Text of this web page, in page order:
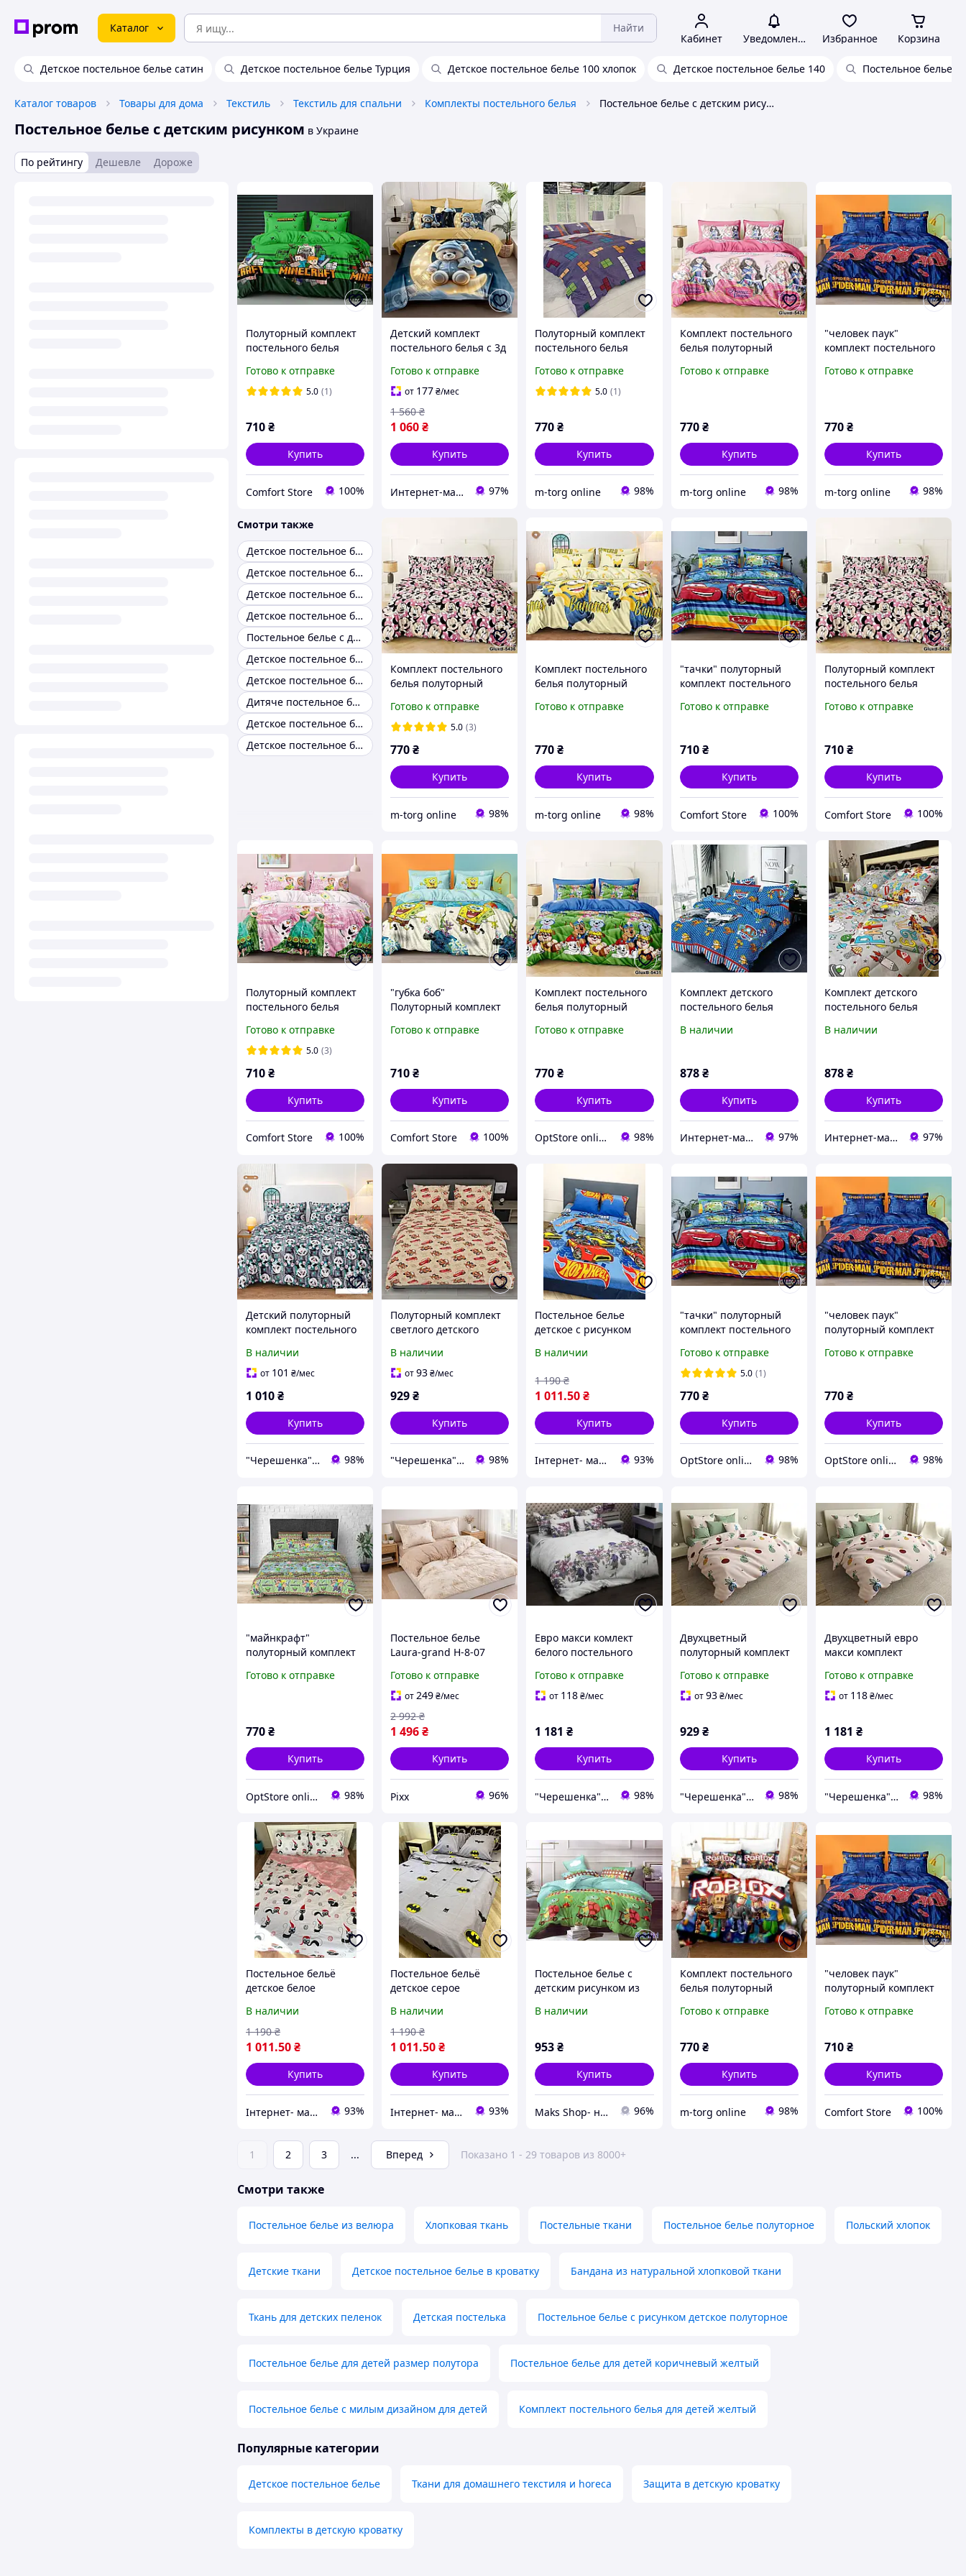
Каталог Найти
Кабинет Уведомления Избранное Корзина
Детское постельное белье сатин Детское постельное белье Турция Детское постельное белье 100 хлопок Детское постельное белье 140 Постельное белье
Каталог товаров Товары для дома Текстиль Текстиль для спальни Комплекты постельного белья Постельное белье с детским рисунком
Постельное белье с детским рисунком в Украине
По рейтингу Дешевле Дороже
Полуторный комплект
постельного белья
рисунком, одна нав-
ка70/70,ткань сатин
Готово к отправке
5.0 (1)
710₴
Купить
Comfort Store 100%
Детский комплект
постельного белья с 3д
Готово к отправке
от 177₴/мес
1 060₴
1 560 ₴
Купить
Интернет-магазин "Стильная Штучка" 97%
Полуторный комплект
постельного белья
рисунком, одна нав-ка
70/70,ткань сатин
Готово к отправке
5.0 (1)
770₴
Купить
m-torg online 98%
Комплект постельного
белья полуторный
рисунком, одна нав-ка
Готово к отправке
770 ₴
Купить
m-torg online 98%
"человек паук"
комплект постельного
150/220 с детским
Готово к отправке
770₴
Купить
m-torg online 98%
Смотри также
Детское постельное белье сатин
Детское постельное белье Турция
Детское постельное белье 100 хлопок
Детское постельное белье 140
Постельное белье с детским принтом
Детское постельное белье 160
Детское постельное белье однотонное
Дитяче постельное белье
Детское постельное белье Ранфорс
Детское постельное белье на заказ
Комплект постельного
белья полуторный
рисунком, ткань сатин
100% хлопок
Готово к отправке
5.0 (3)
770₴
Купить
m-torg online 98%
Комплект постельного
белья полуторный
рисунком, одна нав-ка
Готово к отправке
770₴
Купить
m-torg online 98%
"тачки" полуторный
комплект постельного
детским рисунком,
Готово к отправке
710 ₴
Купить
Comfort Store 100%
Полуторный комплект
постельного белья
рисунком, одна нав-ка
Готово к отправке
710₴
Купить
Comfort Store 100%
Полуторный комплект
постельного белья
рисунком,одна нав-ка
50/70,ткань сатин 100%
Готово к отправке
5.0 (3)
710₴
Купить
Comfort Store 100%
"губка боб"
Полуторный комплект
150/220 с детским
Готово к отправке
710₴
Купить
Comfort Store 100%
Комплект постельного
белья полуторный
рисунком, одна нав-ка
Готово к отправке
770₴
Купить
OptStore online 98%
Комплект детского
постельного белья
Голд, комплекты
В наличии
878 ₴
Купить
Интернет-магазин «Omoda» 97%
Комплект детского
постельного белья
белье с детским
В наличии
878₴
Купить
Интернет-магазин «Omoda» 97%
Детский полуторный
комплект постельного
Панды на сером фоне
150*220 хлопковый из
В наличии
от 101 ₴/мес
1 010₴
Купить
"Черешенка" интернет-магазин оптово-розничной торговли 98%
Полуторный комплект
светлого детского
рисунком «Машинки»
150×220 из бязи Gold
В наличии
от93₴/мес
929₴
Купить
"Черешенка" интернет-магазин оптово-розничной торговли 98%
Постельное белье
детское с рисунком
полуторный размер
В наличии
1 011.50₴
1 190 ₴
Купить
Інтернет- магазин "LunaShop" 93%
"тачки" полуторный
комплект постельного
детским рисунком,
ткань сатин 100%
Готово к отправке
5.0 (1)
770 ₴
Купить
OptStore online 98%
"человек паук"
полуторный комплект
145/215 с детским
Готово к отправке
770₴
Купить
OptStore online 98%
"майнкрафт"
полуторный комплект
145/215 с детским
Готово к отправке
770₴
Купить
OptStore online 98%
Постельное белье
Laura-grand Н-8-07
оттенках с изящным
цветочным рисунком
Пододеяльник 200×230
см
Готово к отправке
от249₴/мес
1 496₴
2 992 ₴
Купить
Pixx 96%
Евро макси комлект
белого постельного
цветочным рисунком
200*220 из Бязи Gold
практичный,
Черешенка
Готово к отправке
от 118₴/мес
1 181 ₴
Купить
"Черешенка" интернет-магазин оптово-розничной торговли 98%
Двухцветный
полуторный комплект
рисунком ананасы
150*220 из Бязи Gold
хлопковый, Черешенка
Готово к отправке
от93 ₴/мес
929 ₴
Купить
"Черешенка" интернет-магазин оптово-розничной торговли 98%
Двухцветный евро
макси комплект
рисунком Ананасы и
клетка 200*220
Бязи Gold, Черешенка
Готово к отправке
от 118₴/мес
1 181 ₴
Купить
"Черешенка" интернет-магазин оптово-розничной торговли 98%
Постельное бельё
детское белое
рисунком Кот Санта
В наличии
1 011.50₴
1 190 ₴
Купить
Інтернет- магазин "LunaShop" 93%
Постельное бельё
детское серое
рисунком Бетмен
В наличии
1 011.50₴
1 190 ₴
Купить
Інтернет- магазин "LunaShop" 93%
Постельное белье с
детским рисунком из
В наличии
953₴
Купить
Maks Shop- надежный и перспективный интернет магазин сумок и аксессуаров 96%
Комплект постельного
белья полуторный
рисунком, ткань сатин
Готово к отправке
770 ₴
Купить
m-torg online 98%
"человек паук"
полуторный комплект
150/220 с детским
50/70,ткань сатин
Готово к отправке
710₴
Купить
Comfort Store 100%
1 2 3 ... Вперед Показано 1 - 29 товаров из 8000+
Смотри также
Постельное белье из велюра Хлопковая ткань Постельные ткани Постельное белье полуторное Польский хлопок
Детские ткани Детское постельное белье в кроватку Бандана из натуральной хлопковой ткани
Ткань для детских пеленок Детская постелька Постельное белье с рисунком детское полуторное
Постельное белье для детей размер полутора Постельное белье для детей коричневый желтый
Постельное белье с милым дизайном для детей Комплект постельного белья для детей желтый
Популярные категории
Детское постельное белье Ткани для домашнего текстиля и horeca Защита в детскую кроватку
Комплекты в детскую кроватку